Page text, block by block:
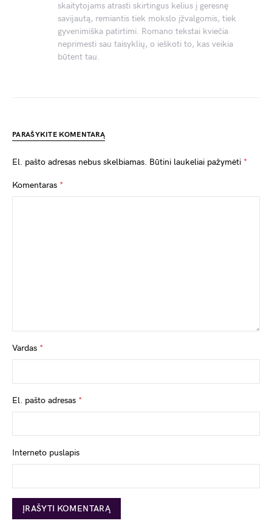
skaitytojams atrasti skirtingus kelius į geresnę
savijautą, remiantis tiek mokslo įžvalgomis, tiek
gyvenimiška patirtimi. Romano tekstai kviečia
neprimesti sau taisyklių, o ieškoti to, kas veikia
būtent tau.
PARAŠYKITE KOMENTARĄ
El. pašto adresas nebus skelbiamas. Būtini laukeliai pažymėti *
Komentaras *
Vardas *
El. pašto adresas *
Interneto puslapis